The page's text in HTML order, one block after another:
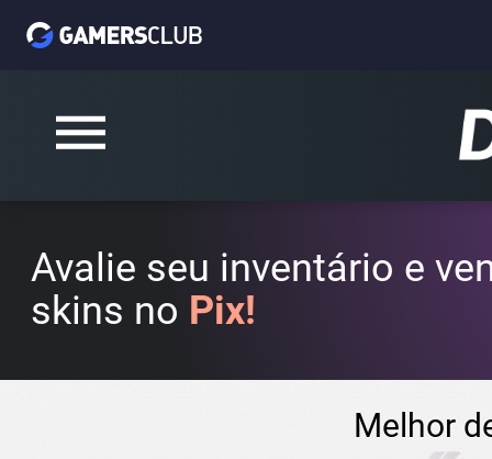
Avalie seu inventário e
skins no Pix!
Melhor